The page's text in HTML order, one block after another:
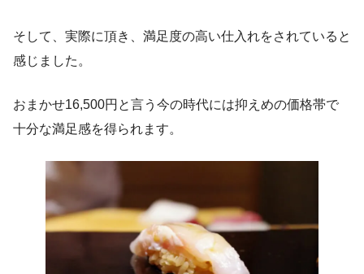
そして、実際に頂き、満足度の高い仕入れをされていると
感じました。
おまかせ16,500円と言う今の時代には抑えめの価格帯で
十分な満足感を得られます。